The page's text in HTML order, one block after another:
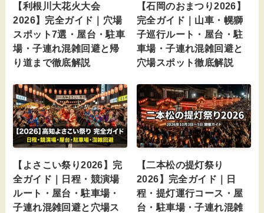
【利根川大花火大会
2026】完全ガイド｜穴場
スポット7選・屋台・駐車
場・子連れ混雑回避と帰
り道まで徹底解説
【石岡のおまつり2026】
完全ガイド｜山車・幌獅
子巡行ルート・屋台・駐
車場・子連れ混雑回避と
穴場スポット徹底解説
【よさこい祭り2026】完
全ガイド｜日程・競演場
ルート・屋台・駐車場・
子連れ混雑回避と穴場ス
【二本松の提灯祭り
2026】完全ガイド｜日
程・提灯運行コース・屋
台・駐車場・子連れ混雑